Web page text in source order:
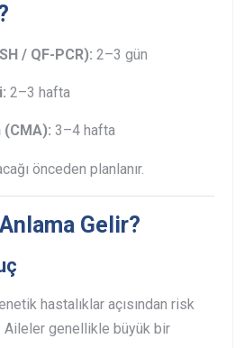
/ QF-PCR): 2–3 gün
2–3 hafta
3–4 hafta
önceden planlanır.
Gelir?
hastalıklar açısından risk
Aileler genellikle büyük bir